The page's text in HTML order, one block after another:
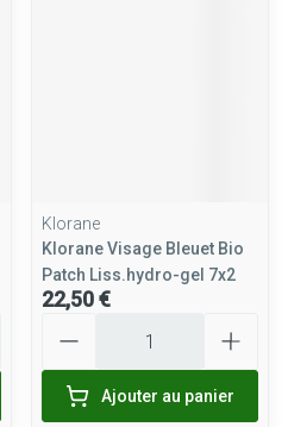
Klorane
Klorane Visage Bleuet Bio
Patch Liss.hydro-gel 7x2
22,50 €
Ajouter au panier